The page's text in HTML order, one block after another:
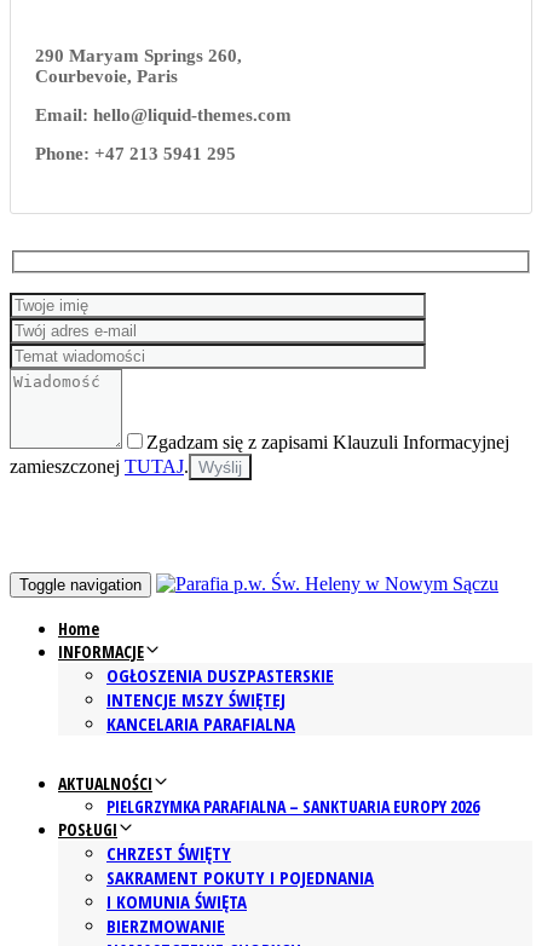
290 Maryam Springs 260,
Courbevoie, Paris
Email: hello@liquid-themes.com
Phone: +47 213 5941 295
Zgadzam się z zapisami Klauzuli Informacyjnej
zamieszczonej TUTAJ.
Toggle navigation
Home
INFORMACJE
OGŁOSZENIA DUSZPASTERSKIE
INTENCJE MSZY ŚWIĘTEJ
KANCELARIA PARAFIALNA
AKTUALNOŚCI
PIELGRZYMKA PARAFIALNA – SANKTUARIA EUROPY 2026
POSŁUGI
CHRZEST ŚWIĘTY
SAKRAMENT POKUTY I POJEDNANIA
I KOMUNIA ŚWIĘTA
BIERZMOWANIE